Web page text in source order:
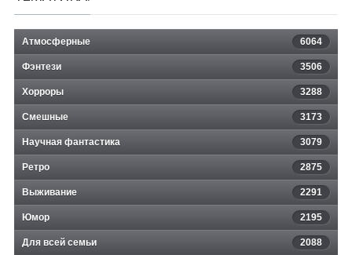
Атмосферные 6064
Фэнтези 3506
Хорроры 3288
Смешные 3173
Научная фантастика 3079
Ретро 2875
Выживание 2291
Юмор 2195
Для всей семьи 2088